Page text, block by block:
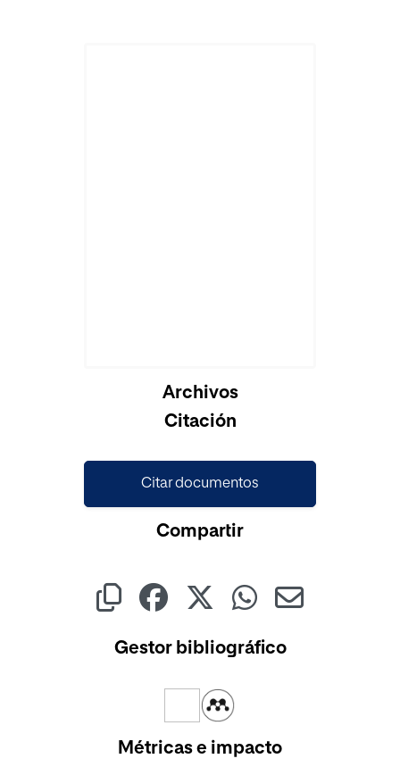
Archivos
Citación
Citar documentos
Compartir
Gestor bibliográfico
Métricas e impacto